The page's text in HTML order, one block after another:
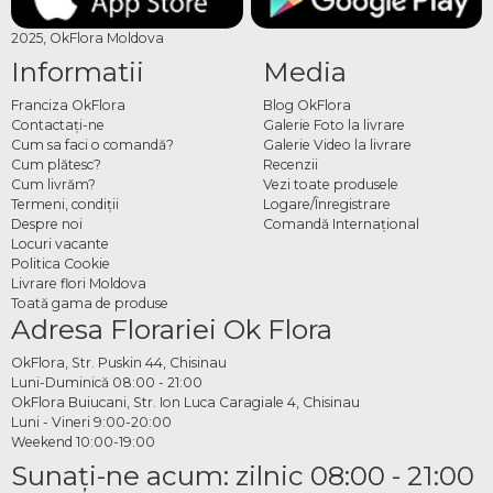
2025, OkFlora Moldova
Informatii
Franciza OkFlora
Contactaţi-ne
Cum sa faci o comandă?
Cum plătesc?
Cum livrăm?
Termeni, condiţii
Despre noi
Locuri vacante
Politica Cookie
Livrare flori Moldova
Toată gama de produse
Media
Blog OkFlora
Galerie Foto la livrare
Galerie Video la livrare
Recenzii
Vezi toate produsele
Logare/Înregistrare
Comandă Internațional
Adresa Florariei Ok Flora
OkFlora, Str. Puskin 44, Chisinau
Luni-Duminică 08:00 - 21:00
OkFlora Buiucani, Str. Ion Luca Caragiale 4, Chisinau
Luni - Vineri 9:00-20:00
Weekend 10:00-19:00
Sunaţi-ne acum: zilnic 08:00 - 21:00